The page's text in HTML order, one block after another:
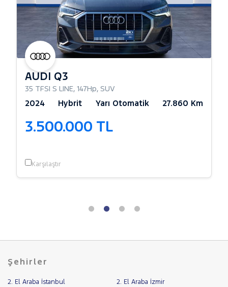
Sedan
AUDI Q3
35 TFSI S LINE, 147Hp, SUV
2024 Hybrit Yarı Otomatik 27.860 Km
3.500.000 TL
Karşılaştır
Şehirler
2. El Araba İstanbul 2. El Araba İzmir